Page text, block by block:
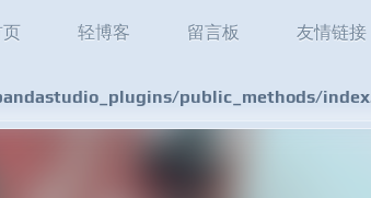
轻博客 留言板 友情链接
public_methods/